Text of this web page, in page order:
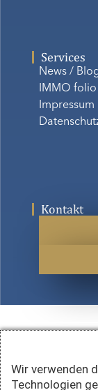
Services
News /
IMMO folio
Impressum
Kontakt
Wir verwenden
Technologien